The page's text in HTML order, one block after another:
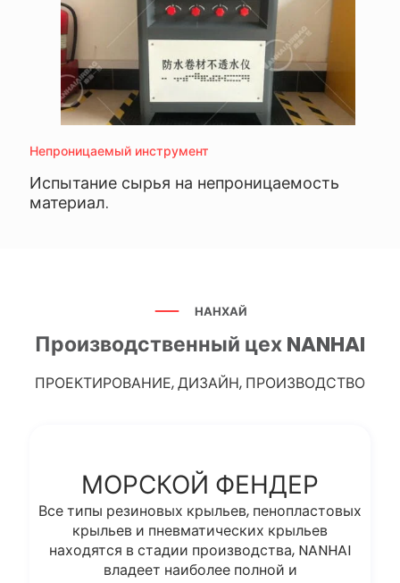
Непроницаемый инструмент
Испытание сырья на непроницаемость
материал.
НАНХАЙ
Производственный цех NANHAI
ПРОЕКТИРОВАНИЕ, ДИЗАЙН, ПРОИЗВОДСТВО
МОРСКОЙ ФЕНДЕР
Все типы резиновых крыльев, пенопластовых
крыльев и пневматических крыльев
находятся в стадии производства, NANHAI
владеет наиболее полной и